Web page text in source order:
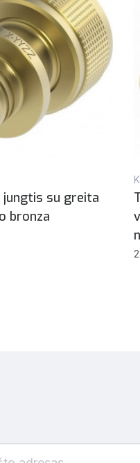
jungtis su greita
bronza